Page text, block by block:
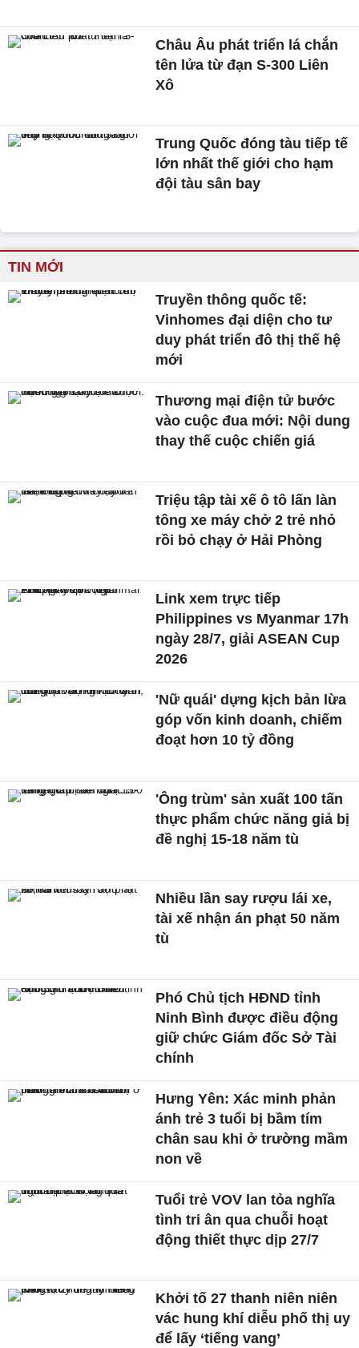
Châu Âu phát triển lá chắn
tên lửa từ đạn S-300 Liên
Xô
Trung Quốc đóng tàu tiếp tế
lớn nhất thế giới cho hạm
đội tàu sân bay
TIN MỚI
Truyền thông quốc tế:
Vinhomes đại diện cho tư
duy phát triển đô thị thế hệ
mới
Thương mại điện tử bước
vào cuộc đua mới: Nội dung
thay thế cuộc chiến giá
Triệu tập tài xế ô tô lấn làn
tông xe máy chở 2 trẻ nhỏ
rồi bỏ chạy ở Hải Phòng
Link xem trực tiếp
Philippines vs Myanmar 17h
ngày 28/7, giải ASEAN Cup
2026
'Nữ quái' dựng kịch bản lừa
góp vốn kinh doanh, chiếm
đoạt hơn 10 tỷ đồng
'Ông trùm' sản xuất 100 tấn
thực phẩm chức năng giả bị
đề nghị 15-18 năm tù
Nhiều lần say rượu lái xe,
tài xế nhận án phạt 50 năm
tù
Phó Chủ tịch HĐND tỉnh
Ninh Bình được điều động
giữ chức Giám đốc Sở Tài
chính
Hưng Yên: Xác minh phản
ánh trẻ 3 tuổi bị bầm tím
chân sau khi ở trường mầm
non về
Tuổi trẻ VOV lan tỏa nghĩa
tình tri ân qua chuỗi hoạt
động thiết thực dịp 27/7
Khởi tố 27 thanh niên niên
vác hung khí diễu phố thị uy
để lấy ‘tiếng vang’